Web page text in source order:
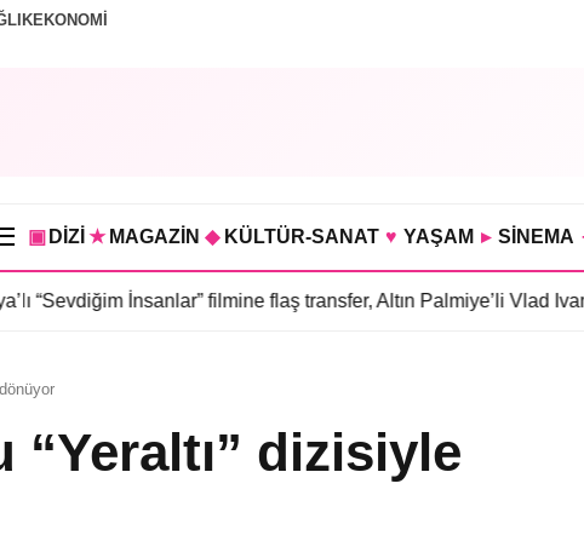
EKONOMİ
▣ DİZİ ★ MAGAZİN ◆ KÜLTÜR-SANAT ♥ YAŞAM ▸ SİNEMA
İnsanlar” filmine flaş transfer, Altın Palmiye’li Vlad Ivanov kadroda•
“Yeraltı” dizisiyle